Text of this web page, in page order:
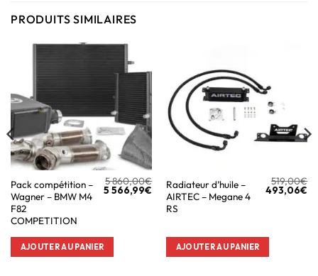
PRODUITS SIMILAIRES
Pack compétition –
Wagner – BMW M4
F82
COMPETITION
5 860,00€
5 566,99€
AJOUTER AU PANIER
Radiateur d’huile –
AIRTEC – Megane 4
RS
519,00€
493,06€
AJOUTER AU PANIER